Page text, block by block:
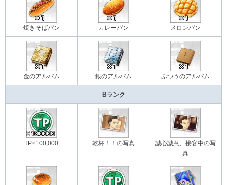
焼きそばパン カレーパン メロンパン
金のアルバム 銀のアルバム ふつうのアルバム
Bランク
TP×100,000 乾杯！！の写真
誠心誠意、接客中の写
真